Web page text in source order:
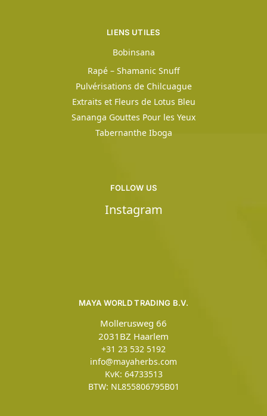
LIENS UTILES
Bobinsana
Rapé – Shamanic Snuff
Pulvérisations de Chilcuague
Extraits et Fleurs de Lotus Bleu
Sananga Gouttes Pour les Yeux
Tabernanthe Iboga
MAYA WORLD TRADING B.V.
Mollerusweg 66
2031BZ Haarlem
+31 23 532 5192
info@mayaherbs.com
KvK: 64733513
BTW: NL855806795B01
FOLLOW US
Instagram